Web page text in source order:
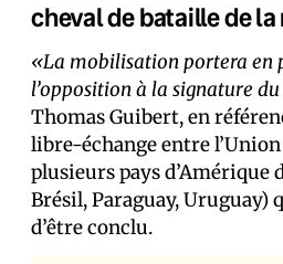
cheval de bataille de
«La mobilisation portera en
l’opposition à la signature
Thomas Guibert, en
libre-échange entre
plusieurs pays d’Amérique
Brésil, Paraguay, Uruguay)
d’être conclu.